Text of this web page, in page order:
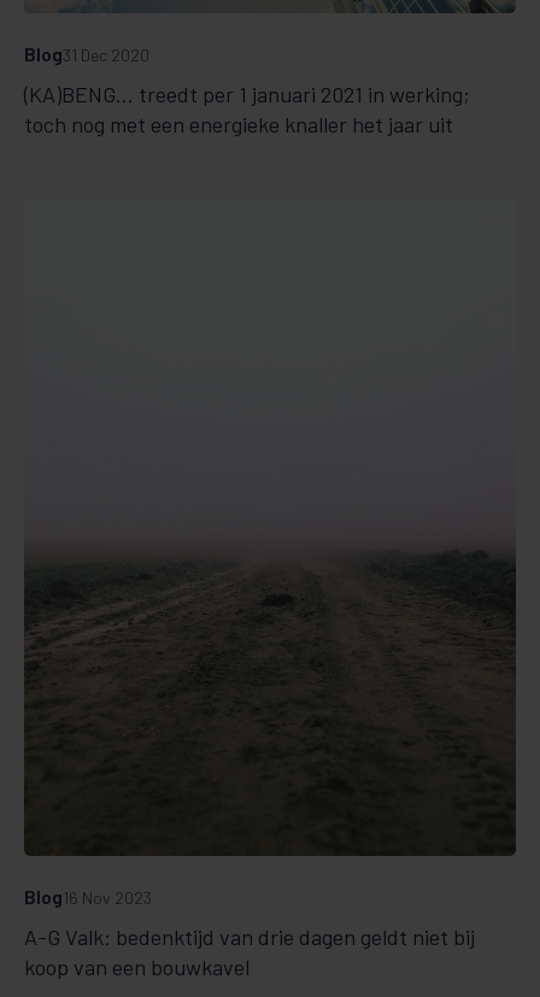
(KA)BENG... treedt per 1 januari 2021 in werking;
toch nog met een energieke knaller het jaar uit
Blog31 Dec 2020
A-G Valk: bedenktijd van drie dagen geldt niet bij
koop van een bouwkavel
Blog16 Nov 2023